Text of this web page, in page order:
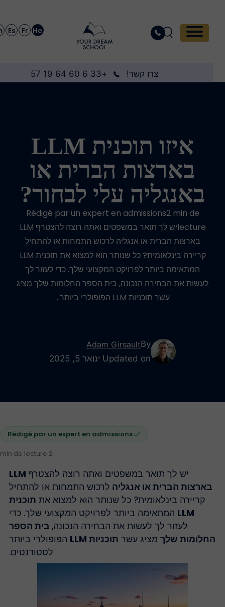
Fr
Es
En
צרו קשר! +33 6 60 64 19 57
איזו תוכנית LLM
בארצות הברית או
באנגליה עלי לבחור?
Rédigé par un expert en admissions2 min de
lectureיש לך תואר במשפטים ואתה רוצה להצטרף LLM
בארצות הברית או אנגליה לרכוש התמחות או להתחיל
קריירה בינלאומית? כל שנותר הוא למצוא את תוכנית LLM
המתאימה ביותר לפרויקט המקצועי שלך. כדי לעזור לך
לעשות את הבחירה הנכונה, בית הספר החלומות שלך מציג
עשר תוכניות LLM הפופולרי ביותר…
By
Adam Girsault
Updated on ינואר 5, 2025
Rédigé par un expert en admissions
יש לך תואר במשפטים ואתה רוצה להצטרף LLM
בארצות הברית או אנגליהלרכוש התמחות או להתחיל
קריירה בינלאומית? כל שנותר הוא למצוא אתתוכנית
LLMהמתאימה ביותר לפרויקט המקצועי שלך.כדי
לעזור לך לעשות את הבחירה הנכונה,בית הספר
שלךמציגעשרתוכניות LLM
הפופולרי ביותר
לסטודנטים.